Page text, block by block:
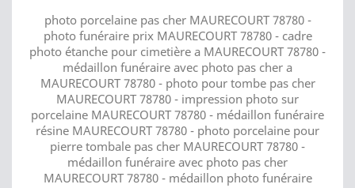
photo porcelaine pas cher MAURECOURT 78780 -
photo funéraire prix MAURECOURT 78780 - cadre
photo étanche pour cimetière a MAURECOURT 78780 -
médaillon funéraire avec photo pas cher a
MAURECOURT 78780 - photo pour tombe pas cher
MAURECOURT 78780 - impression photo sur
porcelaine MAURECOURT 78780 - médaillon funéraire
résine MAURECOURT 78780 - photo porcelaine pour
pierre tombale pas cher MAURECOURT 78780 -
médaillon funéraire avec photo pas cher
MAURECOURT 78780 - médaillon photo funéraire